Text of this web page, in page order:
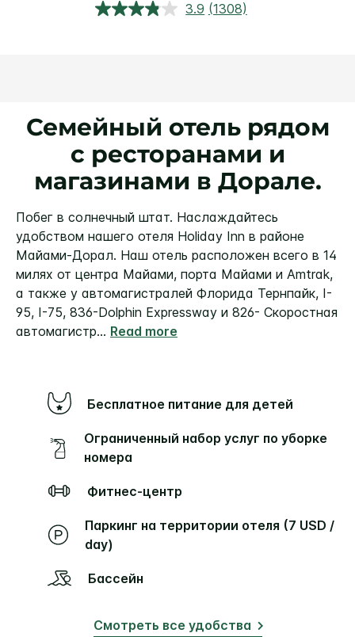
3.9 Прочитали
(1308)
Семейный отель рядом
с ресторанами и
магазинами в Дорале.
Побег в солнечный штат. Наслаждайтесь
удобством нашего отеля Holiday Inn в районе
Майами-Дорал. Наш отель расположен всего в 14
милях от центра Майами, порта Майами и Amtrak,
а также у автомагистралей Флорида Тернпайк, I-
95, I-75, 836-Dolphin Expressway и 826- Скоростная
автомагистр... Read more
Бесплатное питание для детей
Ограниченный набор услуг по уборке
номера
Фитнес-центр
Паркинг на территории отеля (7 USD /
day)
Бассейн
Смотреть все удобства